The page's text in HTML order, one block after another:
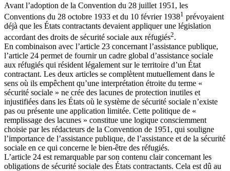
Avant l’adoption de la Convention du 28 juillet 1951, les
Conventions du 28 octobre 1933 et du 10 février 19381 prévoyaient
déjà que les États contractants devaient appliquer une législation
accordant des droits de sécurité sociale aux réfugiés2.
En combinaison avec l’article 23 concernant l’assistance publique,
l’article 24 permet de fournir un cadre global d’assistance sociale
aux réfugiés qui résident légalement sur le territoire d’un État
contractant. Les deux articles se complètent mutuellement dans le
sens où ils empêchent qu’une interprétation étroite du terme «
sécurité sociale » ne crée des lacunes de protection inutiles et
injustifiées dans les États où le système de sécurité sociale n’existe
pas ou présente une application limitée. Cette politique de «
remplissage des lacunes » constitue une logique consciemment
choisie par les rédacteurs de la Convention de 1951, qui souligne
l’importance de l’assistance publique, de l’assistance et de la sécurité
sociale en ce qui concerne le bien-être des réfugiés.
L’article 24 est remarquable par son contenu clair concernant les
obligations de sécurité sociale des États contractants. Cela est dû au